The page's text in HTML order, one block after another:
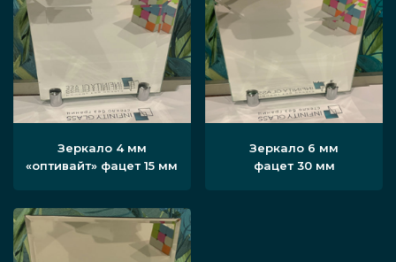
Зеркало 4 мм
«оптивайт» фацет 15 мм
Зеркало 6 мм
фацет 30 мм